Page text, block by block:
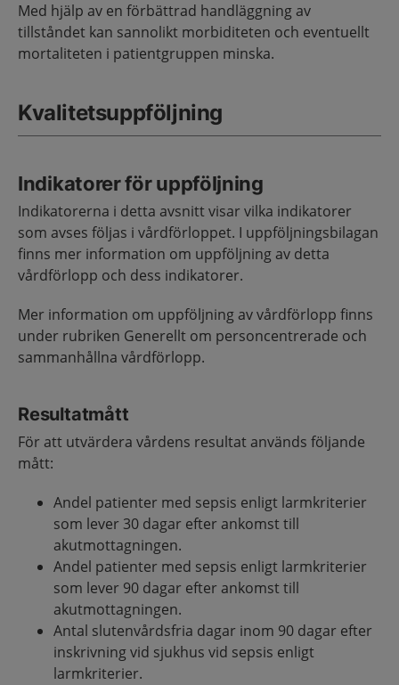
Med hjälp av en förbättrad handläggning av
tillståndet kan sannolikt morbiditeten och eventuellt
mortaliteten i patientgruppen minska.
Kvalitetsuppföljning
Indikatorer för uppföljning
Indikatorerna i detta avsnitt visar vilka indikatorer
som avses följas i vårdförloppet. I uppföljningsbilagan
finns mer information om uppföljning av detta
vårdförlopp och dess indikatorer.
Mer information om uppföljning av vårdförlopp finns
under rubriken Generellt om personcentrerade och
sammanhållna vårdförlopp.
Resultatmått
För att utvärdera vårdens resultat används följande
mått:
Andel patienter med sepsis enligt larmkriterier
som lever 30 dagar efter ankomst till
akutmottagningen.
Andel patienter med sepsis enligt larmkriterier
som lever 90 dagar efter ankomst till
akutmottagningen.
Antal slutenvårdsfria dagar inom 90 dagar efter
inskrivning vid sjukhus vid sepsis enligt
larmkriterier.